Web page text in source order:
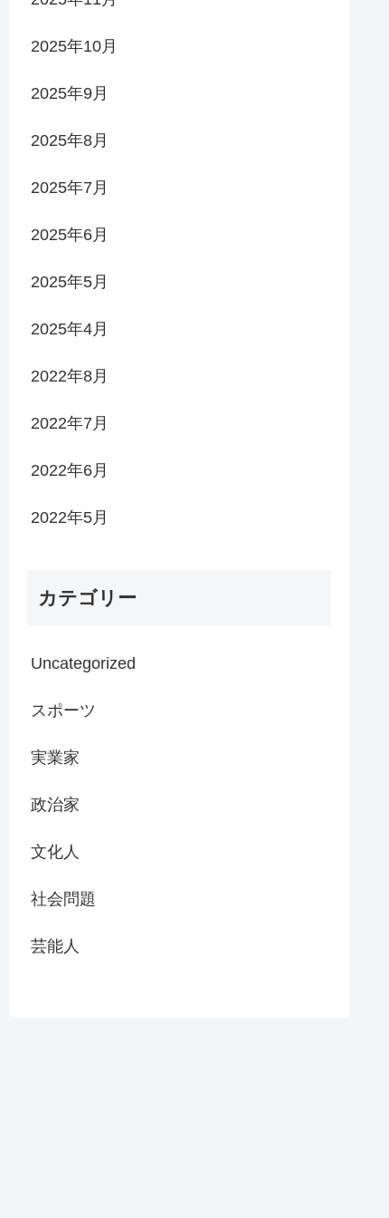
2025年10月
2025年9月
2025年8月
2025年7月
2025年6月
2025年5月
2025年4月
2022年8月
2022年7月
2022年6月
2022年5月
カテゴリー
Uncategorized
スポーツ
実業家
政治家
文化人
社会問題
芸能人